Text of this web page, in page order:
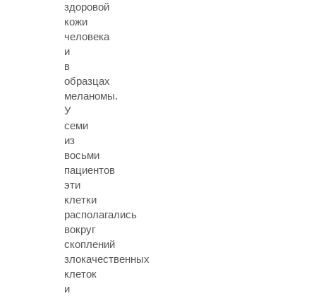
здоровой
кожи
человека
и
в
образцах
меланомы.
У
семи
из
восьми
пациентов
эти
клетки
располагались
вокруг
скоплений
злокачественных
клеток
и